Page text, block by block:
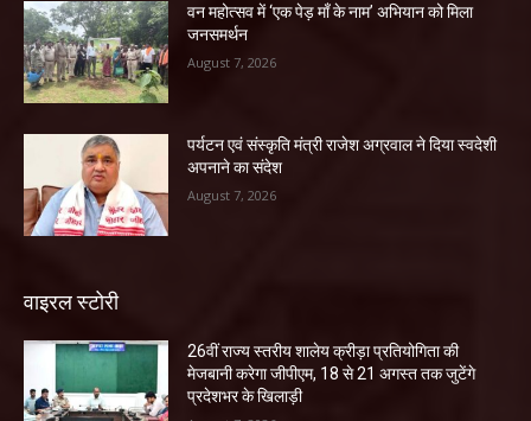
वन महोत्सव में ‘एक पेड़ माँ के नाम’ अभियान को मिला
जनसमर्थन
August 7, 2026
पर्यटन एवं संस्कृति मंत्री राजेश अग्रवाल ने दिया स्वदेशी
अपनाने का संदेश
August 7, 2026
वाइरल स्टोरी
26वीं राज्य स्तरीय शालेय क्रीड़ा प्रतियोगिता की
मेजबानी करेगा जीपीएम, 18 से 21 अगस्त तक जुटेंगे
प्रदेशभर के खिलाड़ी